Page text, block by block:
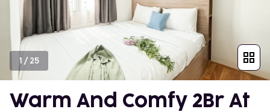
1 /25
Warm And Comfy 2Br At